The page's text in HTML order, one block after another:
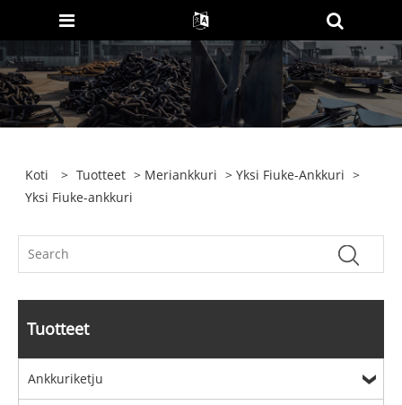
Koti > Tuotteet > Meriankkuri >Yksi Fiuke-Ankkuri >
Yksi Fiuke-ankkuri
Tuotteet
Ankkuriketju